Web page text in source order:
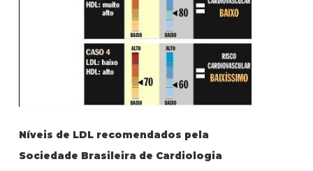
Níveis de LDL recomendados pela
Sociedade Brasileira de Cardiologia